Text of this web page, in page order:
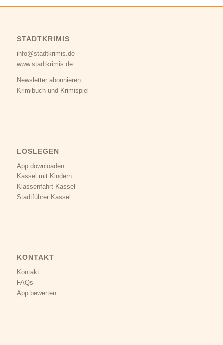
STADTKRIMIS
info@stadtkrimis.de
www.stadtkrimis.de
Newsletter abonnieren
Krimibuch und Krimispiel
LOSLEGEN
App downloaden
Kassel mit Kindern
Klassenfahrt Kassel
Stadtführer Kassel
KONTAKT
Kontakt
FAQs
App bewerten